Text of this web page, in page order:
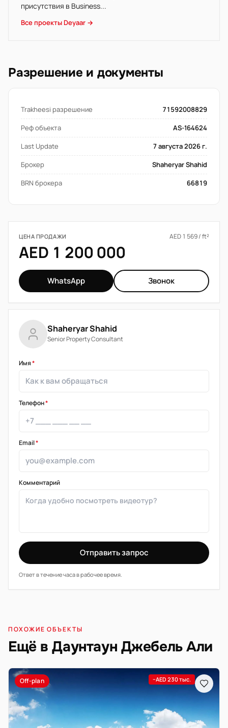
присутствия в Business...
Все проекты Deyaar →
Разрешение и документы
Trakheesi разрешение
71592008829
Реф объекта
AS-164624
Last Update
7 августа 2026 г.
Брокер
Shaheryar Shahid
BRN брокера
66819
ЦЕНА ПРОДАЖИ AED 1 569 / ft²
AED 1 200 000
WhatsApp Звонок
Shaheryar Shahid
Senior Property Consultant
Имя*
Телефон*
Email*
Комментарий
Отправить запрос
Ответ в течение часа в рабочее время.
ПОХОЖИЕ ОБЪЕКТЫ
Ещё в Даунтаун Джебель Али
Off-plan −AED 230 тыс.